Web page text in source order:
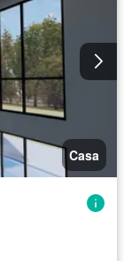
Casa